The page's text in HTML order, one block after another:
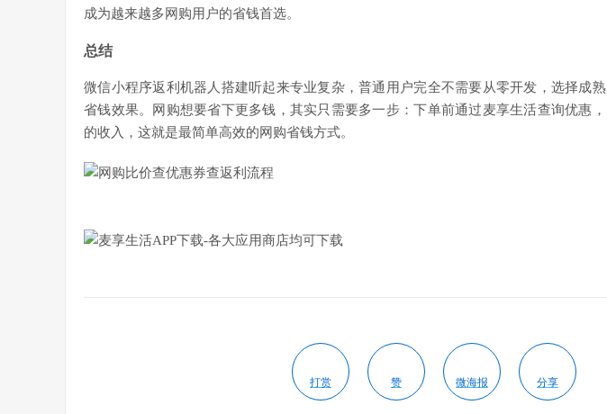
成为越来越多网购用户的省钱首选。
总结
微信小程序返利机器人搭建听起来专业复杂，普通用户完全不需要从零开发，选择成
省钱效果。网购想要省下更多钱，其实只需要多一步：下单前通过麦享生活查询优惠
的收入，这就是最简单高效的网购省钱方式。
打赏 赞 微海报 分享